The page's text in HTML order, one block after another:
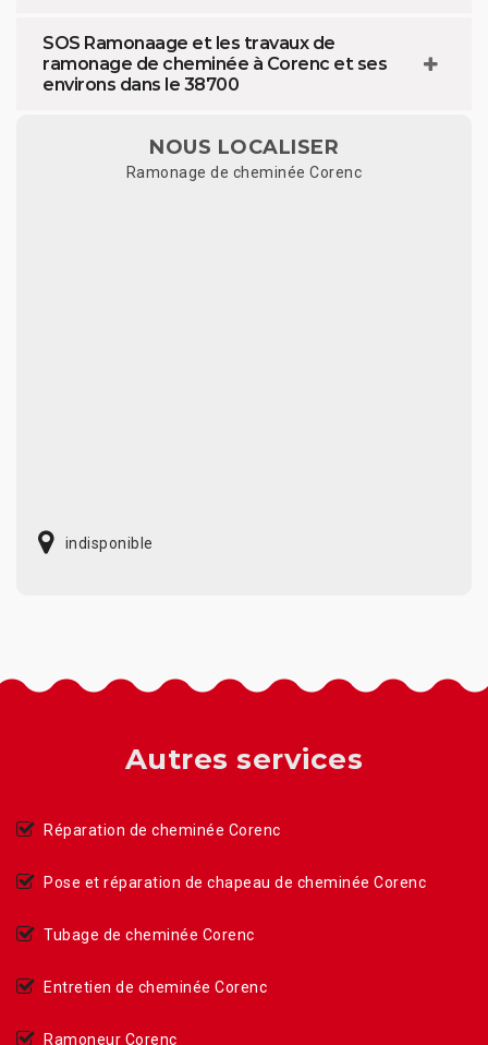
SOS Ramonaage et les travaux de
ramonage de cheminée à Corenc et ses
environs dans le 38700
NOUS LOCALISER
Ramonage de cheminée Corenc
indisponible
Autres services
Réparation de cheminée Corenc
Pose et réparation de chapeau de cheminée Corenc
Tubage de cheminée Corenc
Entretien de cheminée Corenc
Ramoneur Corenc